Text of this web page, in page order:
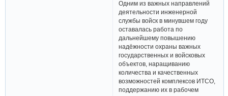
Одним из важных направлений
деятельности инженерной
службы войск в минувшем году
оставалась работа по
дальнейшему повышению
надёжности охраны важных
государственных и войсковых
объектов, наращиванию
количества и качественных
возможностей комплексов ИТСО,
поддержанию их в рабочем